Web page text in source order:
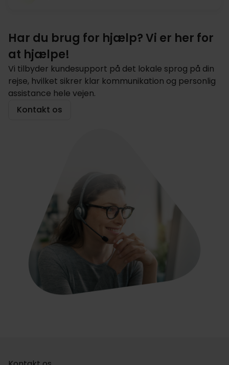
Har du brug for hjælp? Vi er her for
at hjælpe!
Vi tilbyder kundesupport på det lokale sprog på din
rejse, hvilket sikrer klar kommunikation og personlig
assistance hele vejen.
Kontakt os